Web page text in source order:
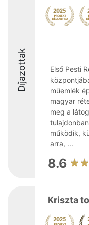
Díjazottak
Első Pesti
műemlék
magyar
meg a
működik,
arra, ...
8.6
Kriszta